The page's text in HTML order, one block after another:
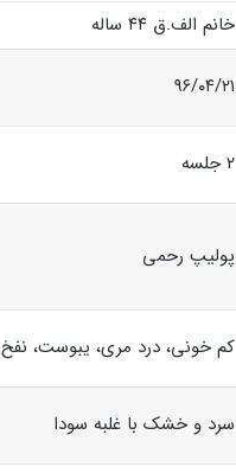
خانم الف.ق ۴۴ ساله
۹۶/۰۴/۲۱
۲ جلسه
پولیپ رحمی
کم خونی، درد مری، یبوست، نفخ
سرد و خشک با غلبه سودا